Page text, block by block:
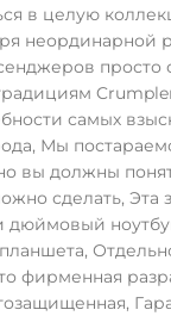
в целую
неординарной
просто
самых
Мы
вы должны
сделать, Эта
дюймовый
фирменная